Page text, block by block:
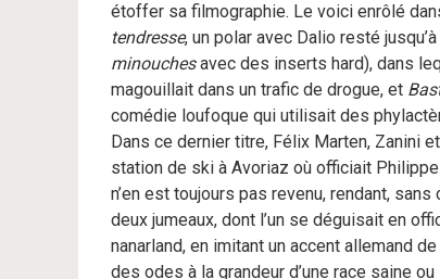
étoffer sa filmographie. Le voici enrôlé
tendresse, un polar avec Dalio resté
minouchesavec des inserts hard), dans
magouillait dans un trafic de drogue, et
comédie loufoque qui utilisait des
Dans ce dernier titre, Félix Marten, Zanini
station de ski à Avoriaz où officiait
n’en est toujours pas revenu, rendant,
deux jumeaux, dont l’un se déguisait en
nanarland, en imitant un accent allemand
des odes à la grandeur d’une race saine